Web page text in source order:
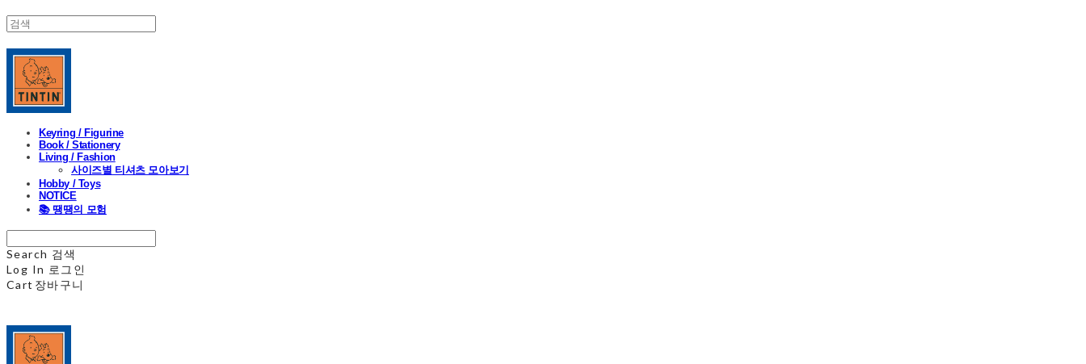
Keyring / Figurine
Book / Stationery
Living / Fashion
사이즈별 티셔츠 모아보기
Hobby / Toys
NOTICE
📚 땡땡의 모험
Search 검색
Log In 로그인
Cart 장바구니